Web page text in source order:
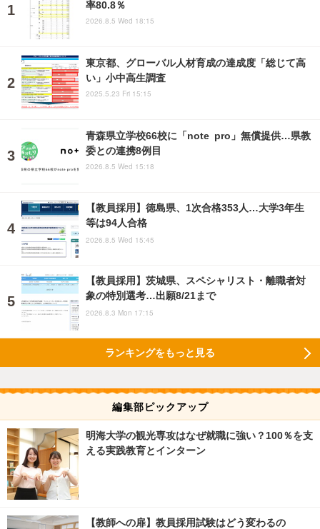
率80.8％
2026.8.5 Wed 18:15
東京都、グローバル人材育成の達成度「総じて高
い」小中高生調査
2025.5.23 Fri 15:15
青森県立学校66校に「note pro」無償提供…県教
委との連携8例目
2026.8.5 Wed 15:18
【教員採用】徳島県、1次合格353人…大学3年生
等は94人合格
2026.8.5 Wed 15:45
【教員採用】茨城県、スペシャリスト・離職者対
象の特別選考…出願8/21まで
2026.8.3 Mon 17:15
ランキングをもっと見る
編集部ピックアップ
明海大学の観光専攻はなぜ就職に強い？100％を支
える実践教育とインターン
【教師への扉】教員採用試験はどう変わるの